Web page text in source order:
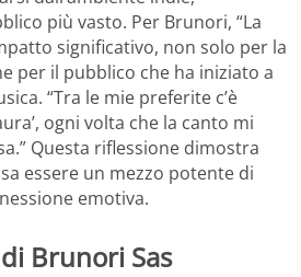
più vasto. Per Brunori, “La
significativo, non solo per la
per il pubblico che ha iniziato a
“Tra le mie preferite c’è
ogni volta che la canto mi
Questa riflessione dimostra
essere un mezzo potente di
emotiva.
Brunori Sas